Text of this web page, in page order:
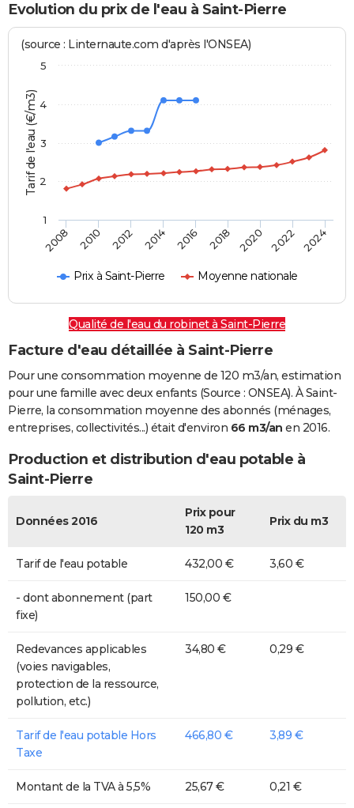
Evolution du prix de l'eau à Saint-Pierre
Tarif de l'eau (€/m3)
(source : Linternaute.com d'après l'ONSEA)
Prix à Saint-Pierre Moyenne nationale
2008 2010 2012 2014 2016 2018 2020 2022 2024
1
2
3
4
5
Qualité de l'eau du robinet à Saint-Pierre
Facture d'eau détaillée à Saint-Pierre
Pour une consommation moyenne de 120 m3/an, estimation
pour une famille avec deux enfants (Source : ONSEA). À Saint-
Pierre, la consommation moyenne des abonnés (ménages,
entreprises, collectivités...) était d'environ 66 m3/an en 2016.
Production et distribution d'eau potable à
Saint-Pierre
Données 2016
Prix pour
120 m3
Prix du m3
Tarif de l'eau potable 432,00 € 3,60 €
- dont abonnement (part
fixe)
150,00 €
Redevances applicables
(voies navigables,
protection de la ressource,
pollution, etc.)
34,80 € 0,29 €
Tarif de l'eau potable Hors
Taxe
466,80 € 3,89 €
Montant de la TVA à 5,5% 25,67 € 0,21 €